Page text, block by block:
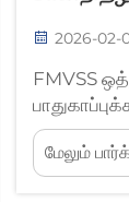
2026-02-
FMVSS
அடிப்படை.
மற்றும்
மேலும்